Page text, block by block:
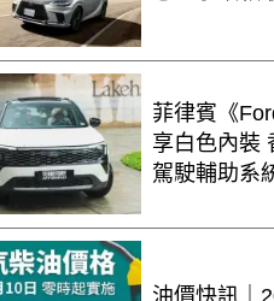
菲律賓《
享白色內裝 香氛系統
駕駛輔助系
油價快訊｜